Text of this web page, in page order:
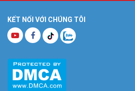
KẾT NỐI VỚI CHÚNG TÔI